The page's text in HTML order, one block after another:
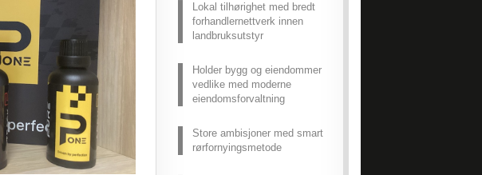
Lokal tilhørighet med bredt
forhandlernettverk innen
landbruksutstyr
Holder bygg og eiendommer
vedlike med moderne
eiendomsforvaltning
Store ambisjoner med smart
rørfornyingsmetode